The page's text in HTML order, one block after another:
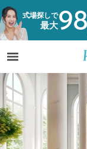
式場探しで
最大